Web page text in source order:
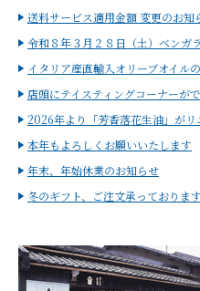
送料サービス適用金額 変更のお知
令和８年３月２８日（土）ベンガ
イタリア産直輸入オリーブオイル
店頭にテイスティングコーナーが
2026年より「芳香落花生油」がリ
本年もよろしくお願いいたします
年末、年始休業のお知らせ
冬のギフト、ご注文承っております